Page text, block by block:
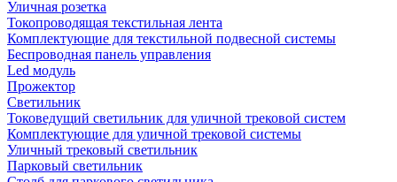
Уличная розетка
Токопроводящая текстильная лента
Комплектующие для текстильной подвесной системы
Беспроводная панель управления
Led модуль
Прожектор
Светильник
Токоведущий светильник для уличной трековой систем
Комплектующие для уличной трековой системы
Уличный трековый светильник
Парковый светильник